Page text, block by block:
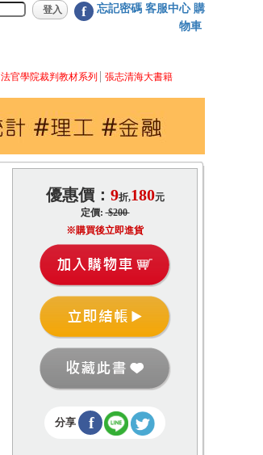
f 忘記密碼 客服中心 購
物車
法官學院裁判教材系列 張志清海大書籍
優惠價： 9折,180元
定價:$200
※購買後立即進貨
分享 f